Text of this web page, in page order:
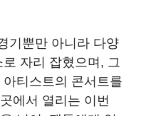
기뿐만 아니라 다양
자리 잡혔으며, 그
티스트의 콘서트를
에서 열리는 이번